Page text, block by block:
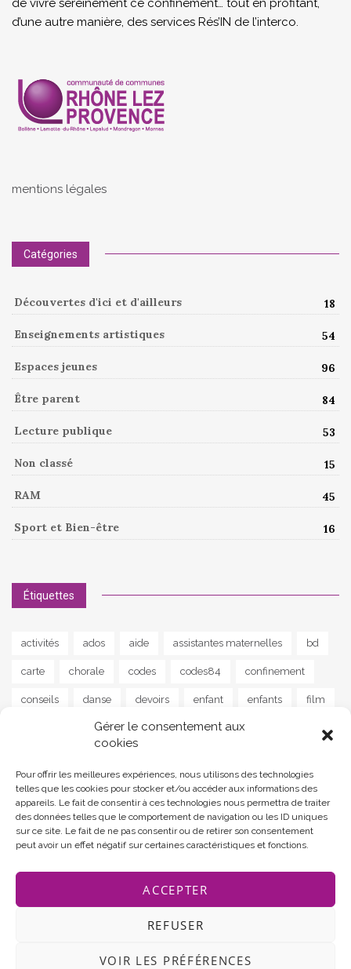
Gérer le consentement aux
cookies
Pour offrir les meilleures expériences, nous utilisons des technologies
telles que les cookies pour stocker et/ou accéder aux informations des
appareils. Le fait de consentir à ces technologies nous permettra de traiter
des données telles que le comportement de navigation ou les ID uniques
sur ce site. Le fait de ne pas consentir ou de retirer son consentement
peut avoir un effet négatif sur certaines caractéristiques et fonctions.
ACCEPTER
REFUSER
VOIR LES PRÉFÉRENCES
de vivre sereinement ce confinement… tout en profitant,
d’une autre manière, des services Rés’IN de l’interco.
mentions légales
Catégories
Découvertes d'ici et d'ailleurs 18
Enseignements artistiques 54
Espaces jeunes 96
Être parent 84
Lecture publique 53
Non classé 15
RAM 45
Sport et Bien-être 16
Étiquettes
activités ados aide assistantes maternelles bd
carte chorale codes codes84 confinement
conseils danse devoirs enfant enfants film
instrument jeu jeunes lapalud
news parents poisson poème programme
programmes ram reprise santé scolaire
soutien sport street art stress séjour
tourisme yoga
Communauté de communes Rhône Lez Provence